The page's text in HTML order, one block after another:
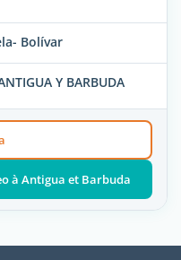
Bolívar
Y BARBUDA
à Antigua et Barbuda